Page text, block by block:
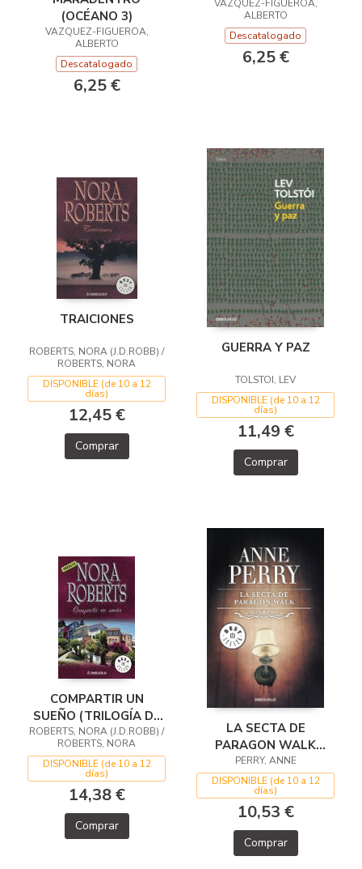
(OCÉANO 3)
VAZQUEZ-FIGUEROA,
ALBERTO
Descatalogado
6,25 €
VAZQUEZ-FIGUEROA,
ALBERTO
Descatalogado
6,25 €
TRAICIONES
ROBERTS, NORA (J.D.ROBB) /
ROBERTS, NORA
DISPONIBLE (de 10 a 12
días)
12,45 €
Comprar
GUERRA Y PAZ
TOLSTOI, LEV
DISPONIBLE (de 10 a 12
días)
11,49 €
Comprar
COMPARTIR UN
SUEÑO (TRILOGÍA DE
LOS SUEÑOS 2)
ROBERTS, NORA (J.D.ROBB) /
ROBERTS, NORA
DISPONIBLE (de 10 a 12
días)
14,38 €
Comprar
LA SECTA DE
PARAGON WALK
(INSPECTOR THOMAS
PITT 3)
PERRY, ANNE
DISPONIBLE (de 10 a 12
días)
10,53 €
Comprar